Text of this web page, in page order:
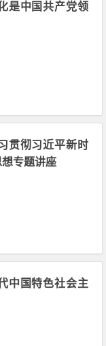
是中国共产党领
贯彻习近平新时
专题讲座
中国特色社会主